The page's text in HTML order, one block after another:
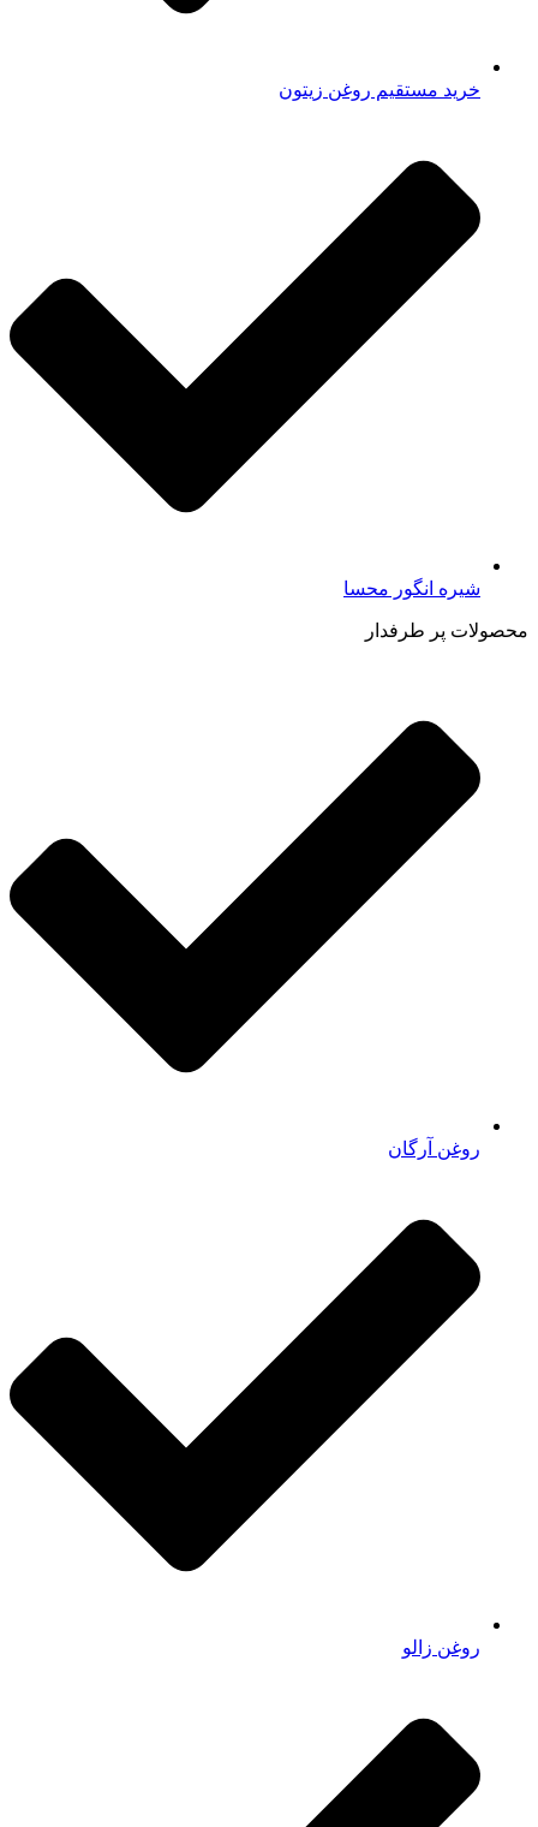
خرید مستقیم روغن زیتون
شیره انگور محسا
محصولات پر طرفدار
روغن آرگان
روغن زالو